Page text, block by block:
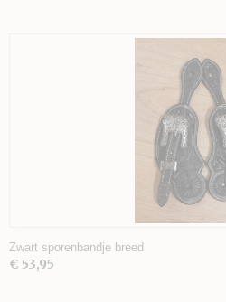
Zwart sporenbandje breed
€ 53,95